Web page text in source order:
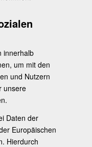
innerhalb
um mit den
und Nutzern
unsere
Daten der
Europäischen
Hierdurch